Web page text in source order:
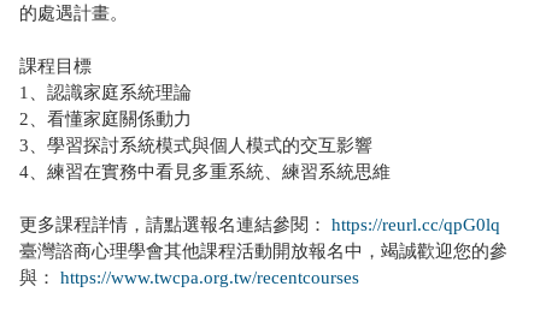
的處遇計畫。
課程目標
1、認識家庭系統理論
2、看懂家庭關係動力
3、學習探討系統模式與個人模式的交互影響
4、練習在實務中看見多重系統、練習系統思維
更多課程詳情，請點選報名連結參閱： https://reurl.cc/qpG0lq
臺灣諮商心理學會其他課程活動開放報名中，竭誠歡迎您的參
與： https://www.twcpa.org.tw/recentcourses